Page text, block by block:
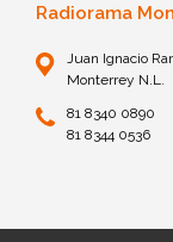
Radiorama
Juan Ignacio
Monterrey N.L.
81 8340 0890
81 8344 0536